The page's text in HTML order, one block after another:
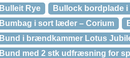
Bulleit Rye
Bullock bordplade
Bumbag i sort læder – Corium
Bund i brændkammer Lotus
Bund med 2 stk udfræsning for